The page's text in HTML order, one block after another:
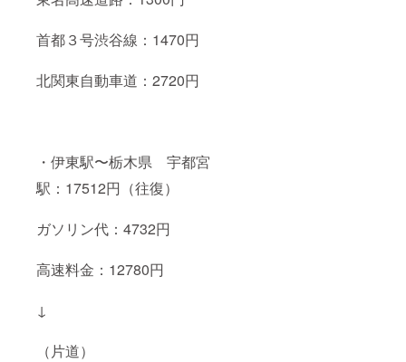
首都３号渋谷線：1470円
北関東自動車道：2720円
・伊東駅〜栃木県 宇都宮
駅：17512円（往復）
ガソリン代：4732円
高速料金：12780円
↓
（片道）